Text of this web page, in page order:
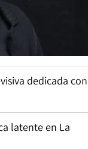
dedicada con
latente en La